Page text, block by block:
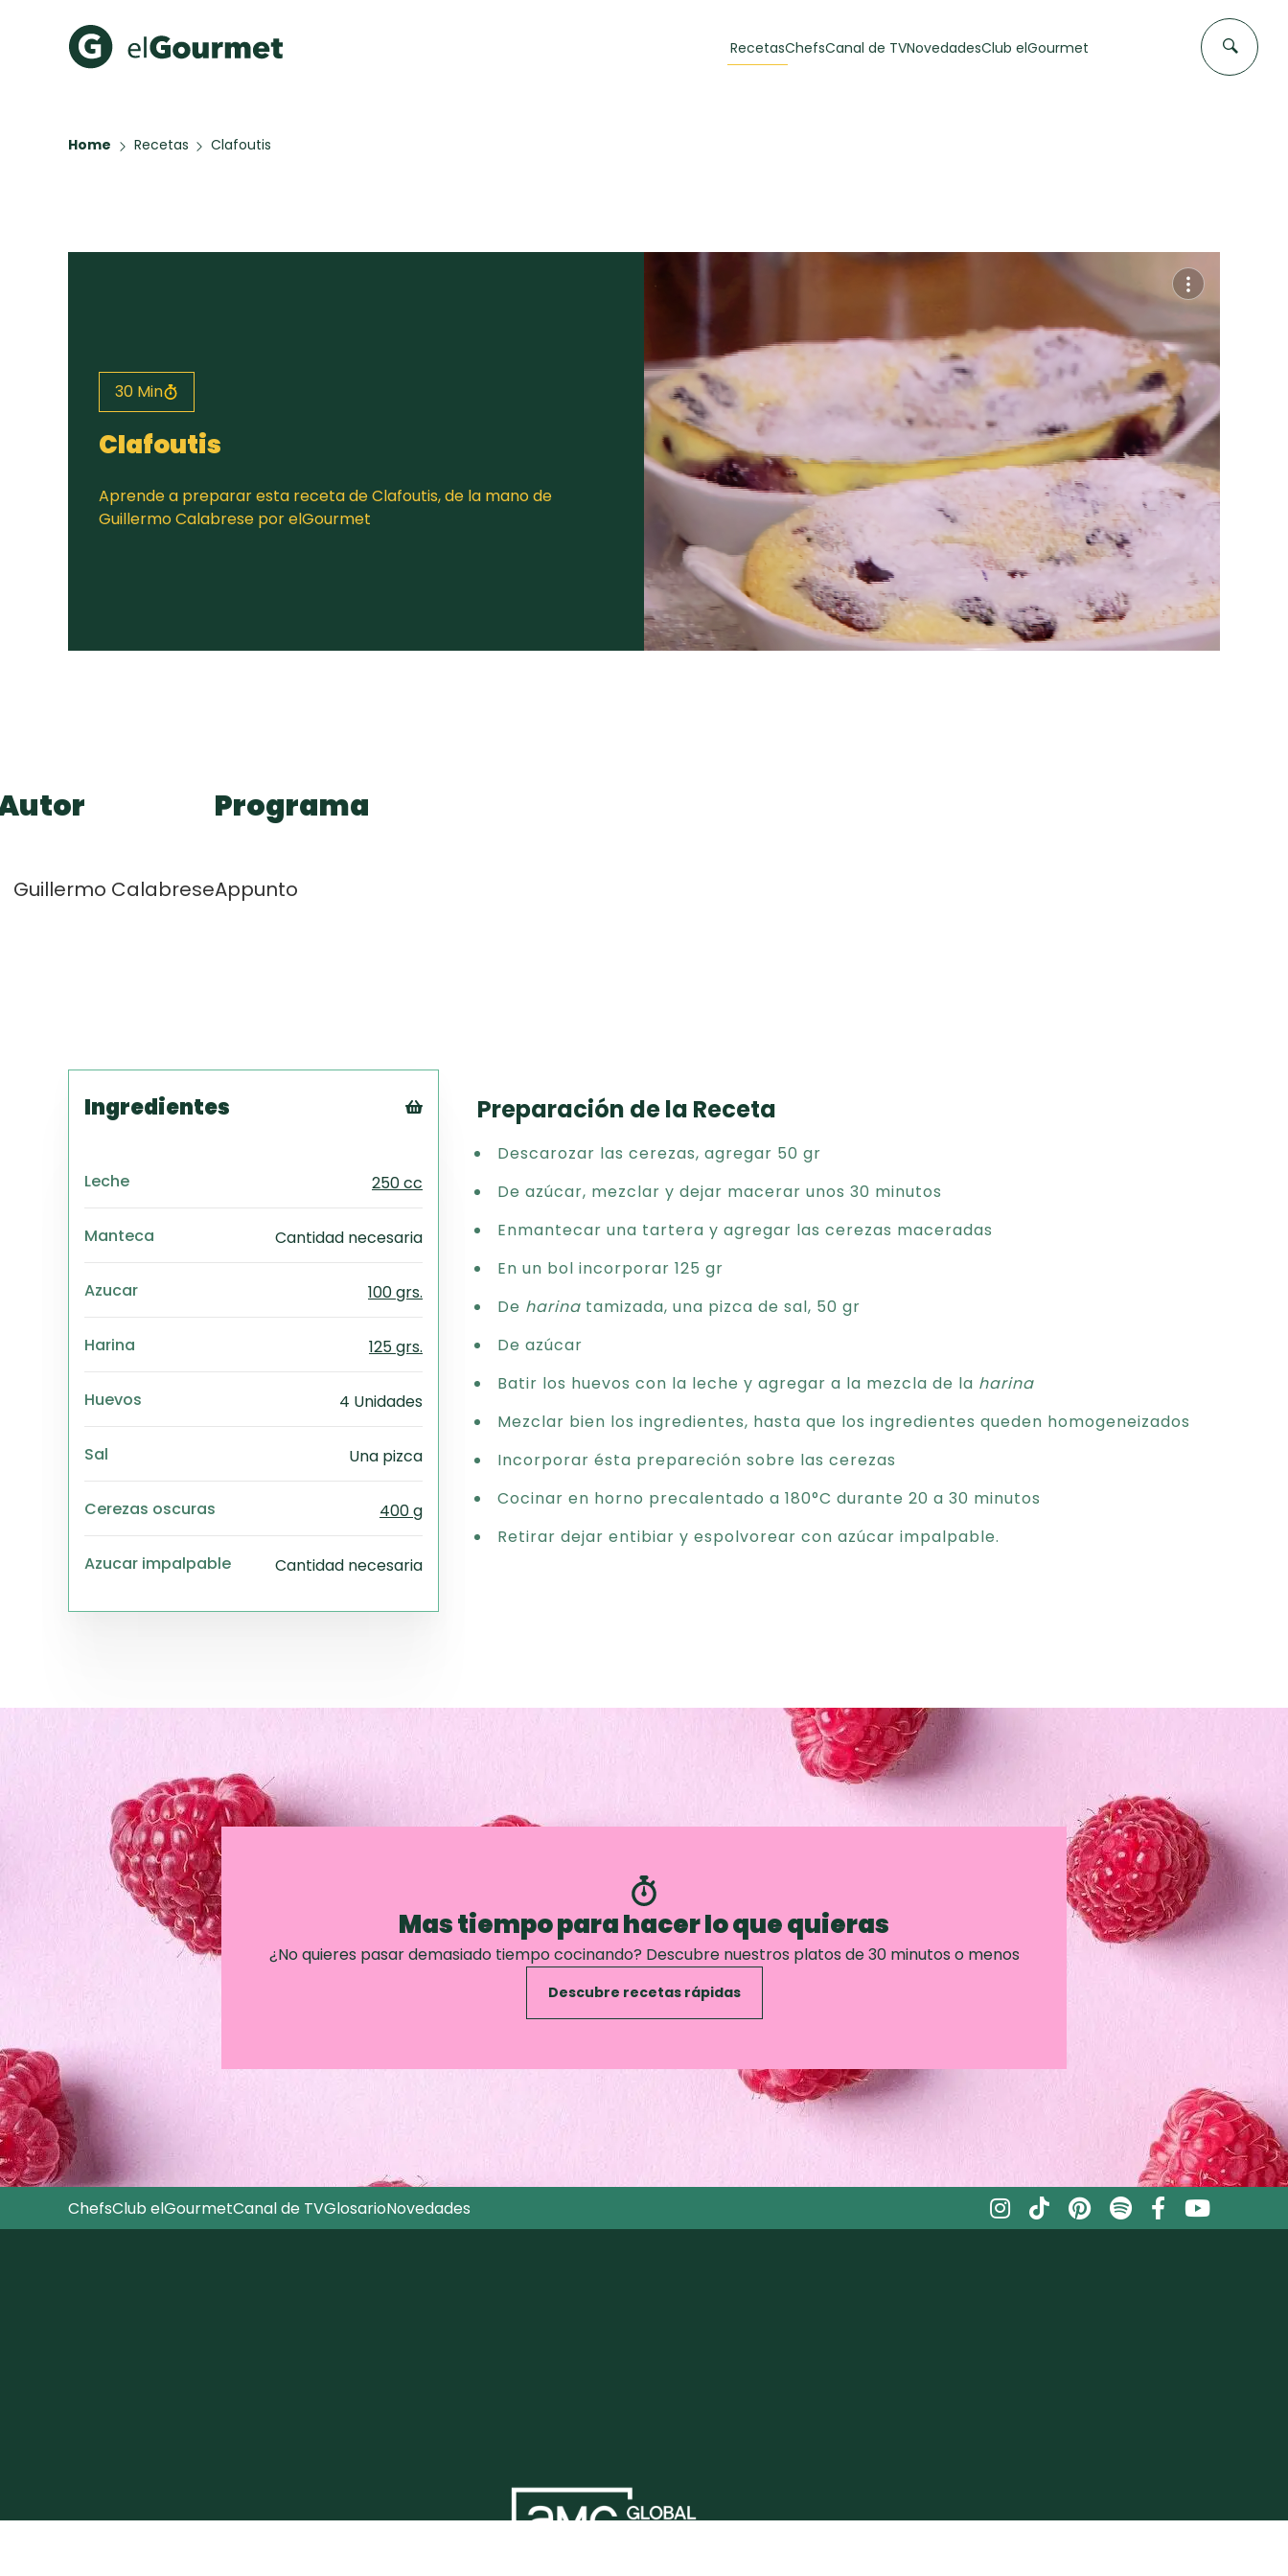
Recetas
Toast de trucha
curada y queso
casero
30 min
EMPANADAS DE
CARNE
FLAN CASERO
50 min
Todas las recetas
ChefsCanal de TVNovedadesClub elGourmet
Home Recetas Clafoutis
30 Min
Clafoutis
Aprende a preparar esta receta de Clafoutis, de la mano de
Guillermo Calabrese por elGourmet
Guillermo Calabrese
Programa
Appunto
Ingredientes
PDF
Excel
Word
Leche 250 cc
Manteca Cantidad necesaria
Azucar 100 grs.
Harina 125 grs.
Huevos 4 Unidades
Sal Una pizca
Cerezas oscuras 400 g
Azucar impalpable Cantidad necesaria
Preparación de la Receta
Descarozar las cerezas, agregar 50 gr
De azúcar, mezclar y dejar macerar unos 30 minutos
Enmantecar una tartera y agregar las cerezas maceradas
En un bol incorporar 125 gr
De harina tamizada, una pizca de sal, 50 gr
De azúcar
Batir los huevos con la leche y agregar a la mezcla de la harina
Mezclar bien los ingredientes, hasta que los ingredientes queden homogeneizados
Incorporar ésta prepareción sobre las cerezas
Cocinar en horno precalentado a 180°C durante 20 a 30 minutos
Retirar dejar entibiar y espolvorear con azúcar impalpable.
Mas tiempo para hacer lo que quieras
¿No quieres pasar demasiado tiempo cocinando? Descubre nuestros platos de 30 minutos o menos
Descubre recetas rápidas
ChefsClub elGourmetCanal de TVGlosarioNovedades